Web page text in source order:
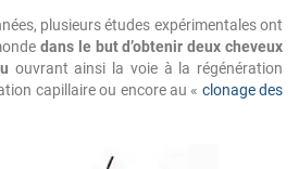
plusieurs études expérimentales ont
dans le but d’obtenir deux cheveux
ouvrant ainsi la voie à la régénération
capillaire ou encore au « clonage des